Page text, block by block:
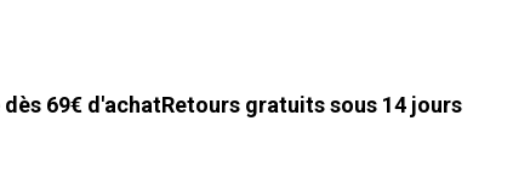
69€ d'achatRetours gratuits sous 14 jours